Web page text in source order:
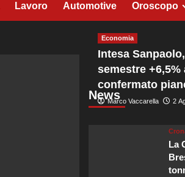
Lavoro Automotive Oroscopo
News
Economia
Intesa
semestre +6,5%
confermato
Marco Vaccarella 2
La